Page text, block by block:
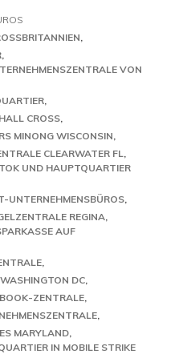
VON
CROSS
MINONG WISCONSIN
CLEARWATER FL
UND HAUPTQUARTIER
UNTERNEHMENSBÜROS
REGINA
AUF
DC
ZENTRALE
MARYLAND
IN MOBILE STRIKE